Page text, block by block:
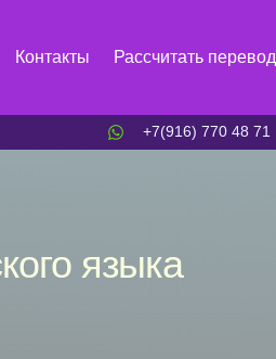
Контакты Рассчитать перевод
+7(916) 770 48 71
языка